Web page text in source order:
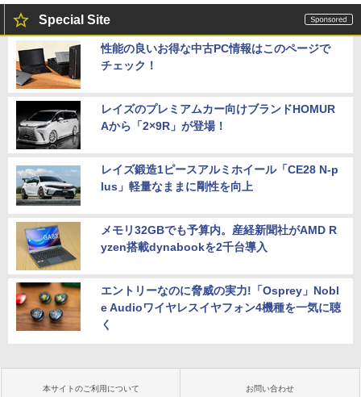
Special Site
性能の良いお得な中古PC情報はこのページで
チェック！
レイズのプレミアムカー向けブランドHOMUR
Aから「2×9R」が登場！
レイズ鍛造1ピースアルミホイール「CE28 N-p
lus」軽量なままに剛性を向上
メモリ32GBでも予算内。産経新聞社がAMD R
yzen搭載dynabookを2千台導入
エントリーなのに脅威の実力!「Osprey」Nobl
e Audioワイヤレスイヤフォン4機種を一気に聴
く
本サイトのご利用について お問い合わせ